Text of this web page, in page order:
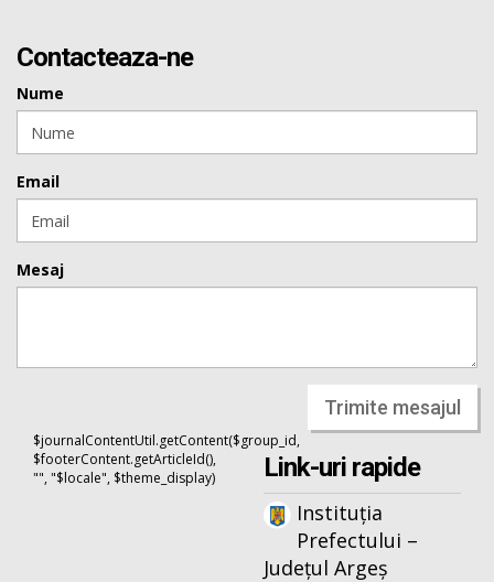
Contacteaza-ne
Nume
Email
Mesaj
Trimite mesajul
$journalContentUtil.getContent($group_id,
$footerContent.getArticleId(),
"", "$locale", $theme_display)
Link-uri rapide
Instituția
Prefectului –
Județul Argeș